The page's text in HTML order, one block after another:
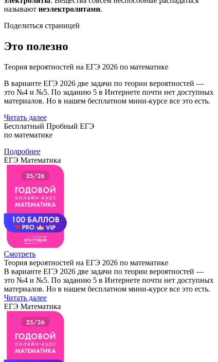
называют неэлектролитами.
Поделиться страницей
Это полезно
Теория вероятностей на ЕГЭ 2026 по математике
В варианте ЕГЭ 2026 две задачи по теории вероятностей —
это №4 и №5. По заданию 5 в Интернете почти нет доступных
материалов. Но в нашем бесплатном мини-курсе все это есть.
Читать далее
Бесплатный Пробный ЕГЭ
по математике
Подробнее
ЕГЭ Математика
Смотреть
Теория вероятностей на ЕГЭ 2026 по математике
В варианте ЕГЭ 2026 две задачи по теории вероятностей —
это №4 и №5. По заданию 5 в Интернете почти нет доступных
материалов. Но в нашем бесплатном мини-курсе все это есть.
Читать далее
ЕГЭ Математика